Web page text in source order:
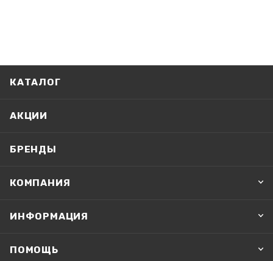
КАТАЛОГ
АКЦИИ
БРЕНДЫ
КОМПАНИЯ
ИНФОРМАЦИЯ
ПОМОЩЬ